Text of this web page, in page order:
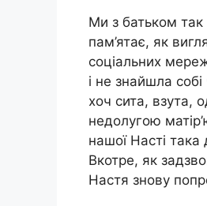
Ми з батьком так
пам’ятає, як
соціальних
і не знайшла
хоч сита, взута,
недолугою
нашої Насті
Вкотре, як
Настя знову